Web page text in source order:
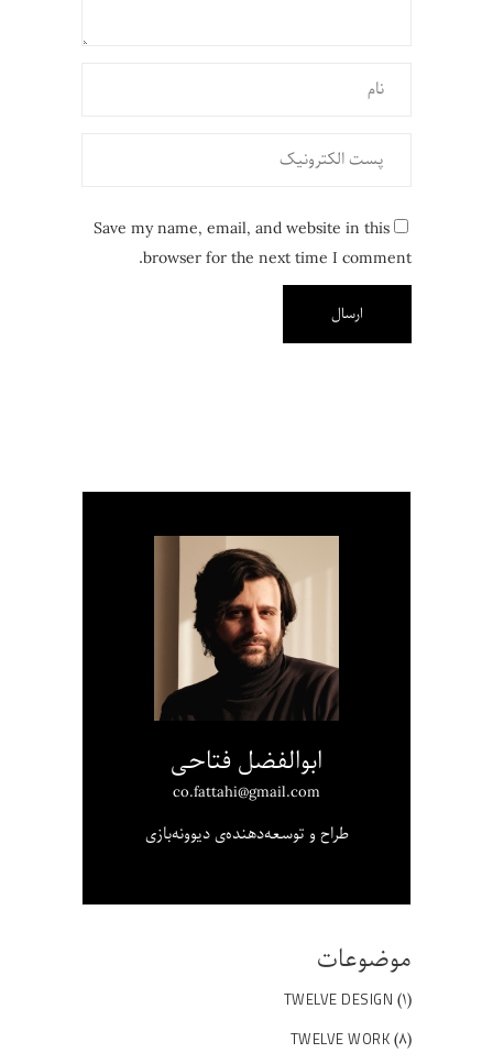
Save my name, email, and website in this
browser for the next time I comment.
ابوالفضل فتاحی
co.fattahi@gmail.com
طراح و توسعه‌دهنده‌ی دیوونه‌بازی
موضوعات
TWELVE DESIGN (۱)
TWELVE WORK (۸)